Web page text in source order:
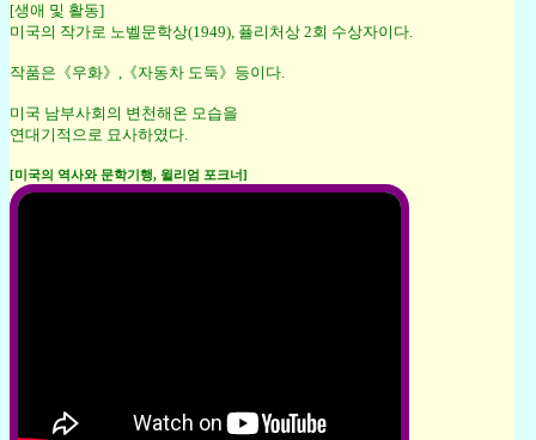
[생애 및 활동]
미국의 작가로 노벨문학상(1949), 퓰리처상 2회 수상자이다.
작품은《우화》,《자동차 도둑》등이다.
미국 남부사회의 변천해온 모습을
연대기적으로 묘사하였다.
[미국의 역사와 문학기행, 윌리엄 포크너]